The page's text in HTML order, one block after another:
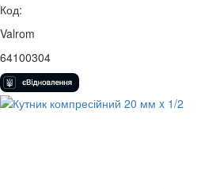
Код:
Valrom
64100304